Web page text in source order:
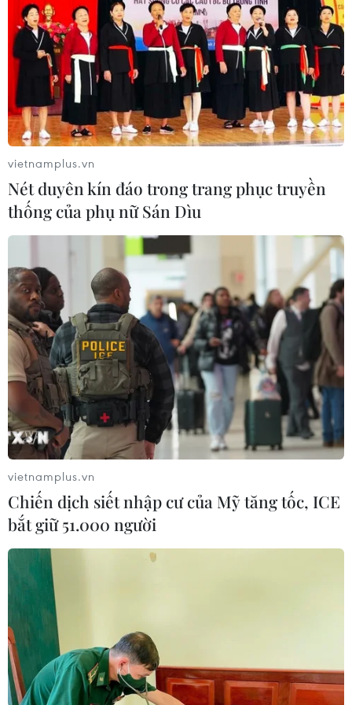
09/08/2026 08:04
Điểm chuẩn Trường Đại học Thương
mại dao động từ 21,5 đến 26,5 điểm
09/08/2026 08:02
Từ 10-11/8, Bắc Bộ và Trung Bộ có
nơi nắng nóng gay gắt trên 37 độ C
Ngư dân trôi dạt trên biển được các
tàu cá cứu vớt, đưa vào bờ an toàn
09/08/2026 07:45
Tuổi trẻ Điện Biên tiếp nhận ngọn
đuốc Hành trình “Tôi yêu Tổ quốc
tôi”
09/08/2026 06:56
Đà Nẵng: Cứu sống 2 trong 4 du
khách mất tích tại Mũi Nghê
09/08/2026 06:55
Điểm chuẩn Đại học Bách khoa Hà
Nội lập đỉnh với 29,54 điểm
09/08/2026 06:51
vietnamplus.vn
Nét duyên kín đáo trong trang phục truyền
thống của phụ nữ Sán Dìu
vietnamplus.vn
Chiến dịch siết nhập cư của Mỹ tăng tốc, ICE
bắt giữ 51.000 người